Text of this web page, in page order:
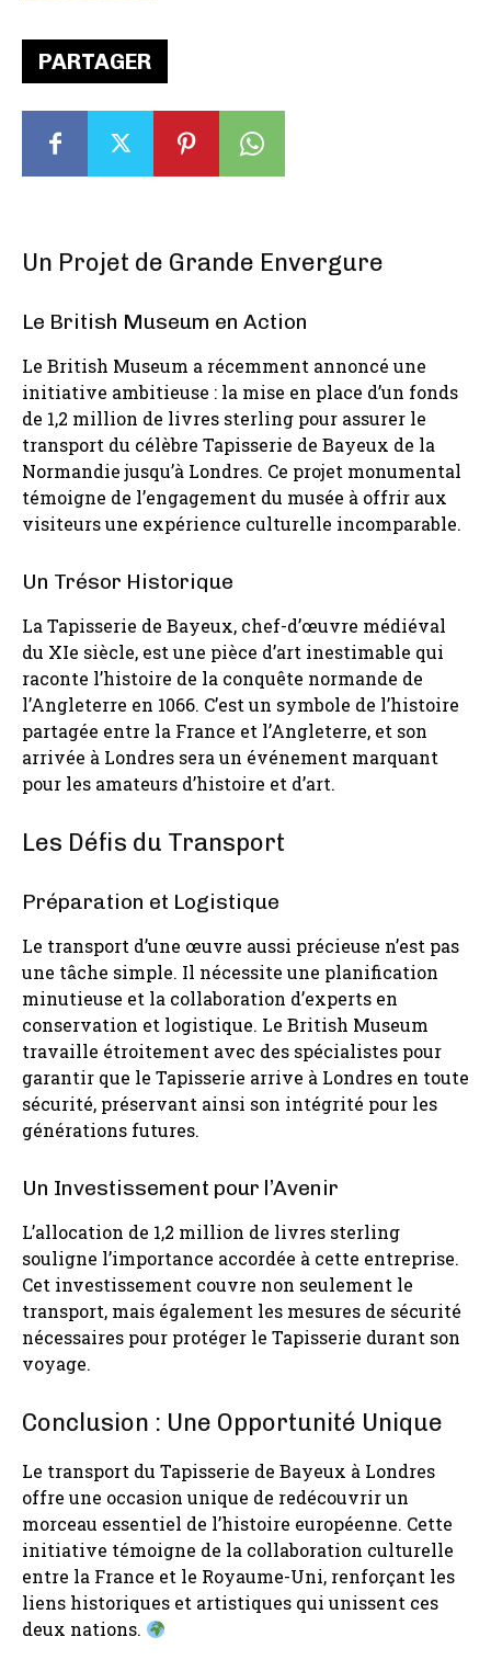
PARTAGER
Un Projet de Grande Envergure
Le British Museum en Action
Le British Museum a récemment annoncé une
initiative ambitieuse : la mise en place d’un fonds
de 1,2 million de livres sterling pour assurer le
transport du célèbre Tapisserie de Bayeux de la
Normandie jusqu’à Londres. Ce projet monumental
témoigne de l’engagement du musée à offrir aux
visiteurs une expérience culturelle incomparable.
Un Trésor Historique
La Tapisserie de Bayeux, chef-d’œuvre médiéval
du XIe siècle, est une pièce d’art inestimable qui
raconte l’histoire de la conquête normande de
l’Angleterre en 1066. C’est un symbole de l’histoire
partagée entre la France et l’Angleterre, et son
arrivée à Londres sera un événement marquant
pour les amateurs d’histoire et d’art.
Les Défis du Transport
Préparation et Logistique
Le transport d’une œuvre aussi précieuse n’est pas
une tâche simple. Il nécessite une planification
minutieuse et la collaboration d’experts en
conservation et logistique. Le British Museum
travaille étroitement avec des spécialistes pour
garantir que le Tapisserie arrive à Londres en toute
sécurité, préservant ainsi son intégrité pour les
générations futures.
Un Investissement pour l’Avenir
L’allocation de 1,2 million de livres sterling
souligne l’importance accordée à cette entreprise.
Cet investissement couvre non seulement le
transport, mais également les mesures de sécurité
nécessaires pour protéger le Tapisserie durant son
voyage.
Conclusion : Une Opportunité Unique
Le transport du Tapisserie de Bayeux à Londres
offre une occasion unique de redécouvrir un
morceau essentiel de l’histoire européenne. Cette
initiative témoigne de la collaboration culturelle
entre la France et le Royaume-Uni, renforçant les
liens historiques et artistiques qui unissent ces
deux nations.